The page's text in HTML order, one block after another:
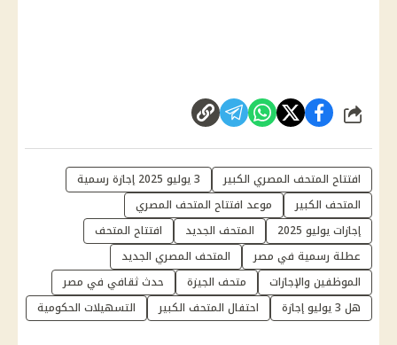
شارك
افتتاح المتحف المصري الكبير
3 يوليو 2025 إجازة رسمية
المتحف الكبير
موعد افتتاح المتحف المصري
إجازات يوليو 2025
المتحف الجديد
افتتاح المتحف
عطلة رسمية في مصر
المتحف المصري الجديد
الموظفين والإجازات
متحف الجيزة
حدث ثقافي في مصر
هل 3 يوليو إجازة
احتفال المتحف الكبير التسهيلات الحكومية